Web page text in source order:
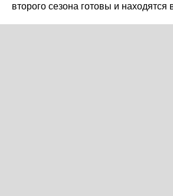
второго сезона готовы и находятся